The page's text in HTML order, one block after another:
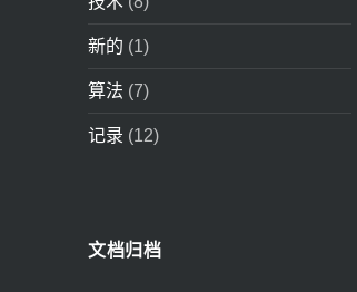
新的 (1)
算法 (7)
记录 (12)
文档归档